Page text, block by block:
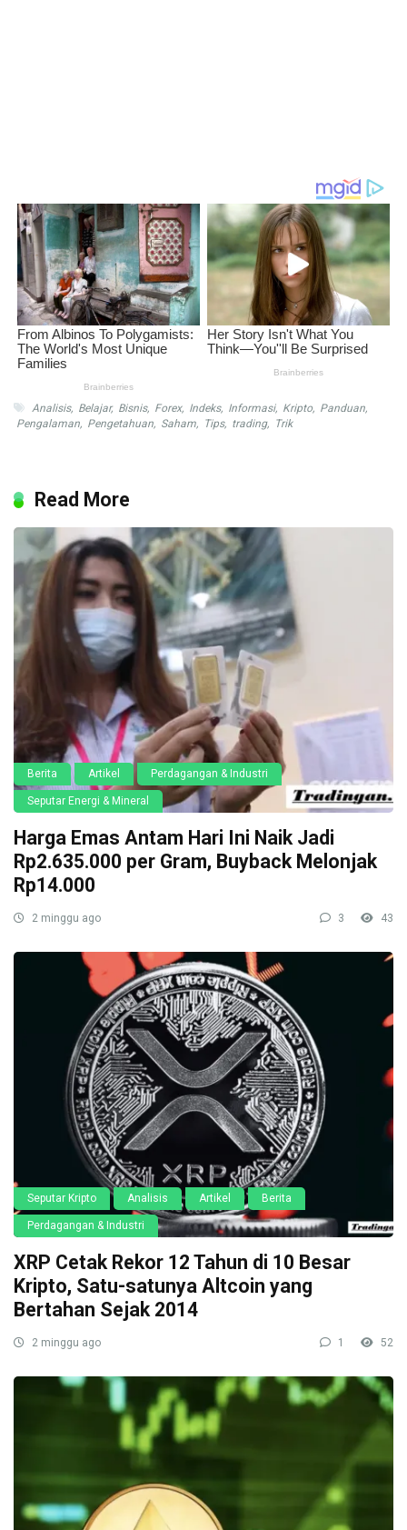
Analisis, Belajar, Bisnis, Forex, Indeks, Informasi, Kripto, Panduan,
Pengalaman, Pengetahuan, Saham, Tips, trading, Trik
Read More
Berita Artikel Perdagangan & Industri
Seputar Energi & Mineral
Harga Emas Antam Hari Ini Naik Jadi
Rp2.635.000 per Gram, Buyback Melonjak
Rp14.000
2 minggu ago 3 43
Seputar Kripto Analisis Artikel Berita
Perdagangan & Industri
XRP Cetak Rekor 12 Tahun di 10 Besar
Kripto, Satu-satunya Altcoin yang
Bertahan Sejak 2014
2 minggu ago 1 52